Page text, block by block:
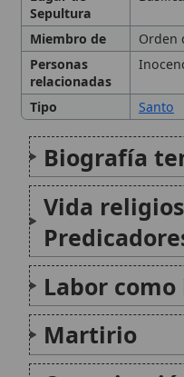
Legado en la
Citas y
Modificado el 28 de marzo de
Mártir
Un mártir en la
persona que da
verdad de la fe,
Cristo, a quien
acto de sacrificio
San Agapito
(antigua